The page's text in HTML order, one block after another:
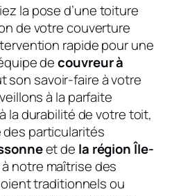
la pose d’une toiture
de votre couverture
rapide pour une
decouvreur à
son savoir-faire à votre
à la parfaite
la durabilité de votre toit,
particularités
et de la région Île-
à notre maîtrise des
traditionnels ou